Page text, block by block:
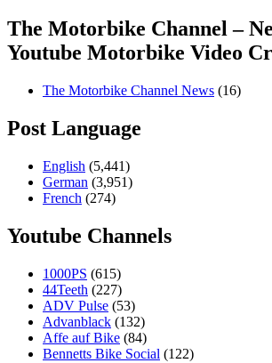
The Motorbike Channel –
Youtube Motorbike Video
The Motorbike Channel News (16)
Post Language
English (5,441)
German (3,951)
French (274)
Youtube Channels
1000PS (615)
44Teeth (227)
ADV Pulse (53)
Advanblack (132)
Affe auf Bike (84)
Bennetts Bike Social (122)